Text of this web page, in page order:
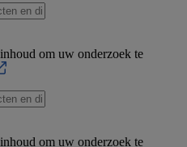
om uw onderzoek te
om uw onderzoek te